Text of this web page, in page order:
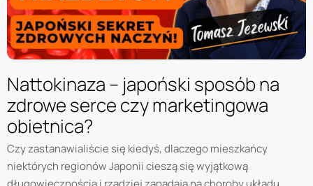
Nattokinaza – japoński sposób na
zdrowe serce czy marketingowa
obietnica?
Czy zastanawialiście się kiedyś, dlaczego mieszkańcy
niektórych regionów Japonii cieszą się wyjątkową